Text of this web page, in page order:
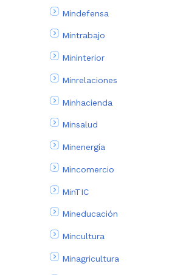
Mindefensa
Mintrabajo
Mininterior
Minrelaciones
Minhacienda
Minsalud
Minenergía
Mincomercio
MinTIC
Mineducación
Mincultura
Minagricultura